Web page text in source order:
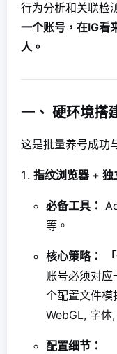
行为分析和关联检
一个账号，在IG看
人。
一、 硬环境搭
这是批量养号成功
指纹浏览器 + 独
必备工具：
等。
核心策略：
账号必须对
个配置文件模
WebGL, 字体
配置细节：